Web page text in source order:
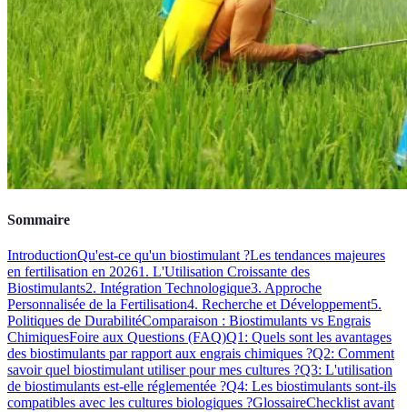
Sommaire
IntroductionQu'est-ce qu'un biostimulant ?Les tendances majeures
en fertilisation en 20261. L'Utilisation Croissante des
Biostimulants2. Intégration Technologique3. Approche
Personnalisée de la Fertilisation4. Recherche et Développement5.
Politiques de DurabilitéComparaison : Biostimulants vs Engrais
ChimiquesFoire aux Questions (FAQ)Q1: Quels sont les avantages
des biostimulants par rapport aux engrais chimiques ?Q2: Comment
savoir quel biostimulant utiliser pour mes cultures ?Q3: L'utilisation
de biostimulants est-elle réglementée ?Q4: Les biostimulants sont-ils
compatibles avec les cultures biologiques ?GlossaireChecklist avant